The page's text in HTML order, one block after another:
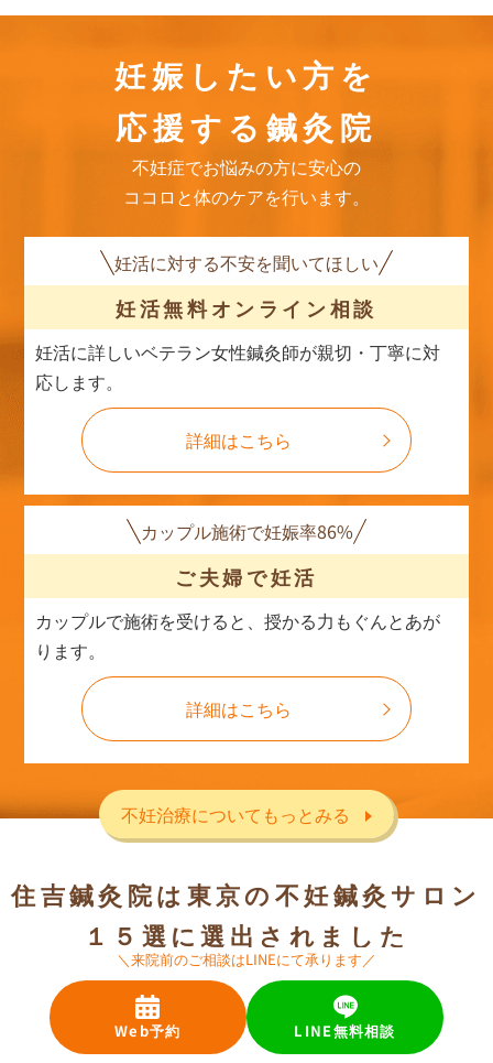
妊娠したい方を
応援する鍼灸院
不妊症でお悩みの方に安心の
ココロと体のケアを行います。
妊活に対する不安を聞いてほしい
妊活無料オンライン相談
妊活に詳しいベテラン女性鍼灸師が親切・丁寧に対
応します。
詳細はこちら
カップル施術で妊娠率86%
ご夫婦で妊活
カップルで施術を受けると、授かる力もぐんとあが
ります。
詳細はこちら
不妊治療についてもっとみる
住吉鍼灸院は東京の不妊鍼灸サロン
１５選に選出されました
住吉鍼灸院は、不妊鍼灸分野で高い実績と専門性が高い
部分を評価され、東京の不妊鍼灸サロンとして
＼来院前のご相談はLINEにて承ります／
Web予約 LINE無料相談